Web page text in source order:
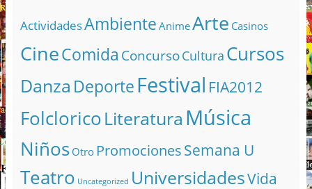
ActividadesAmbiente AnimeArte Casinos
CineComida ConcursoCultura Cursos
Danza DeporteFestival FIA2012
FolcloricoLiteratura Música
Niños Otro PromocionesSemana U
Teatro Uncategorized UniversidadesVida